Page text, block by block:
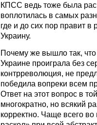
КПСС ведь тоже была
воплотилась в самых
где и до сих пор правит
Украину.
Почему же вышло так,
Украине проиграла без
контрреволюция, не
победила вопреки всем
Ответ на этот вопрос в
многократно, но всякий
корректно. Чаще всего